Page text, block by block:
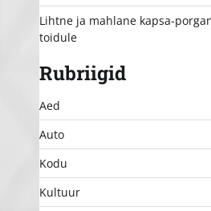
Lihtne ja mahlane kapsa-
toidule
Rubriigid
Aed
Auto
Kodu
Kultuur